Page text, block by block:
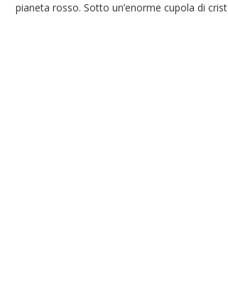
pianeta rosso. Sotto un’enorme cupola di